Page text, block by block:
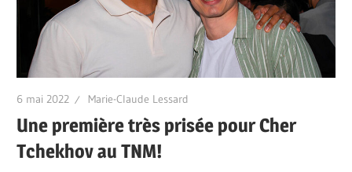
6 mai 2022 Marie-Claude Lessard
Une première très prisée pour Cher
Tchekhov au TNM!